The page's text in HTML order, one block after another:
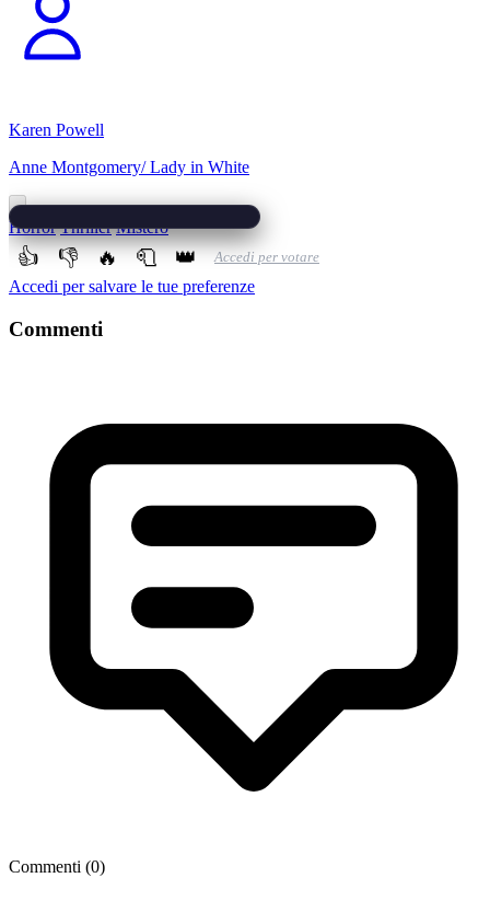
Karen Powell
Anne Montgomery/ Lady in White
Horror Thriller Mistero
👍 👎 🔥 🧻 👑 Accedi per votare
Accedi per salvare le tue preferenze
Commenti
Commenti (0)